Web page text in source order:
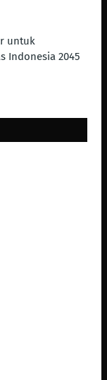
untuk
Indonesia 2045